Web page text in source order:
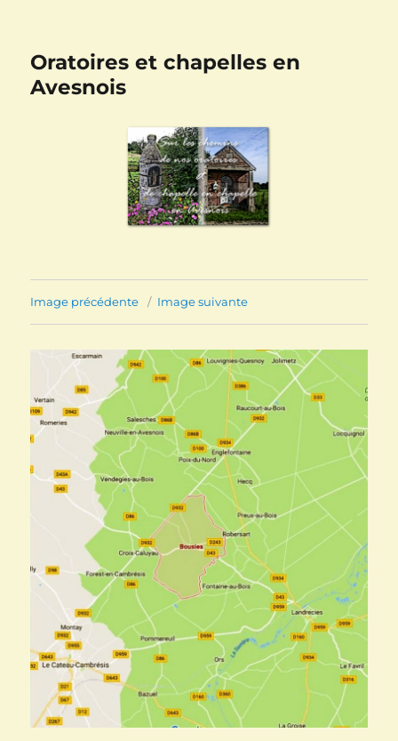
Oratoires et chapelles en
Avesnois
Image précédente Image suivante